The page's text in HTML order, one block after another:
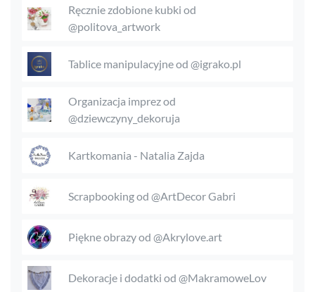
Ręcznie zdobione kubki od
@politova_artwork
Tablice manipulacyjne od @igrako.pl
Organizacja imprez od
@dziewczyny_dekoruja
Kartkomania - Natalia Zajda
Scrapbooking od @ArtDecor Gabri
Piękne obrazy od @Akrylove.art
Dekoracje i dodatki od @MakramoweLov